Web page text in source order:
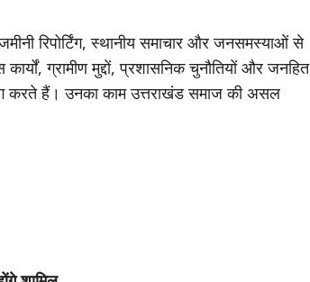
रिपोर्टिंग, स्थानीय समाचार और जनसमस्याओं से
ग्रामीण मुद्दों, प्रशासनिक चुनौतियों और जनहित
करते हैं। उनका काम उत्तराखंड समाज की असल